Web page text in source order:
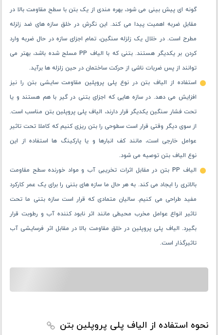
گونه ‌ای پیش ‌بینی می ‌شود، بهره‌ مندی از یک بتن با سطح مقاومت بالا در
مقابل ضربه اهمیت پیدا می کند. این نگرش در خلق سازه های ضد زلزله
مطرح است. در خلال یک زلزله سنگین، تمام اجزای سازه در حال ضربه وارد
کردن بر یکدیگر هستند. بتنی که با الیاف PP مسلح شده باشد، بهتر می
توانند از پس ضربات ناشی از حرکت ساختمان در حین زلزله ها برآید.
استفاده از الیاف بتن در نوع پلی پروپلین مقاومت سایشی بتن را نیز
افزایش می دهد. در سازه هایی که اجزای بتنی در گیر با هم هستند و یا
تحت فشار سنگین یکدیگر قرار دارند، الیاف پلی پروپلین بتن مناسب است.
از سوی دیگر وقتی قرار است سطوحی را بتن ریزی کنیم که کاملا تحت تاثیر
عوامل خارجی است، مانند کف انبارها و یا پارکینگ ها استفاده از این
نوع الیاف بتن توصیه می شود.
الیاف PP بتن در مقابل اثرات تخریبی آب و مواد خورنده سطح مقاومت
بالاتری را ایجاد می کند. به هر حال ما سازه های بتنی را برای یک عمر کارکرد
مفید طراحی می کنیم. سالیان متمادی که قرار است سازه بتنی ما تحت
تاثیر انواع عوامل مخرب محیطی مانند اثر نابود کننده آب و رطوبت قرار
بگیرد. الیاف پلی پروپلین در خلق مقاومت بالا در مقابل اثر فرسایشی آب
تاثیرگذار است.